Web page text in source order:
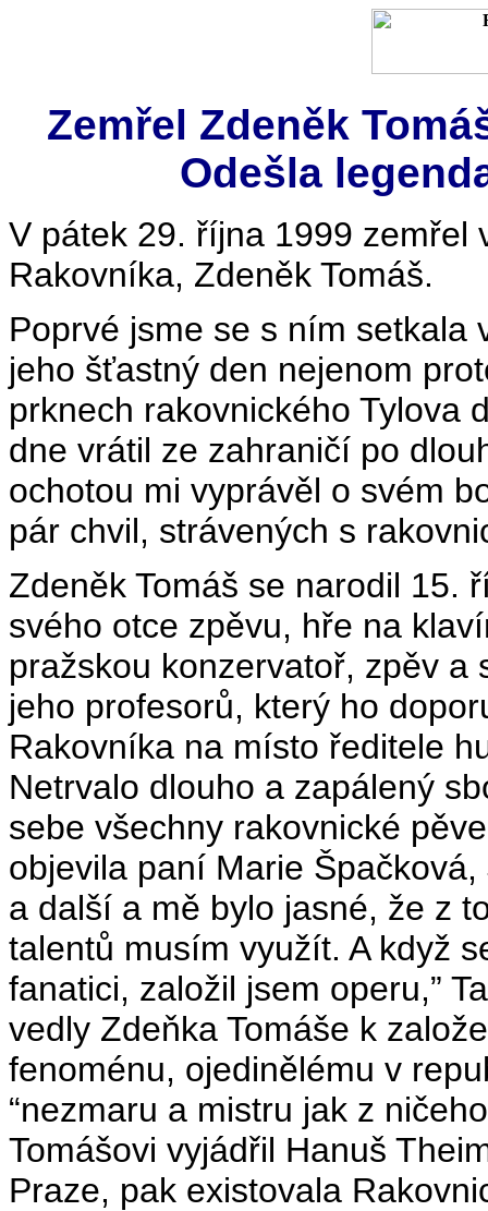
Zemřel Zdeněk
Odešla
V pátek 29. října 1999 zemřel
Rakovníka, Zdeněk Tomáš.
Poprvé jsme se s ním setkala
jeho šťastný den nejenom
prknech rakovnického Tylova
dne vrátil ze zahraničí po
ochotou mi vyprávěl o svém
pár chvil, strávených s
Zdeněk Tomáš se narodil 15.
svého otce zpěvu, hře na
pražskou konzervatoř, zpěv
jeho profesorů, který ho
Rakovníka na místo ředitele
Netrvalo dlouho a zapálený
sebe všechny rakovnické
objevila paní Marie
a další a mě bylo jasné, že z
talentů musím využít. A když
fanatici, založil jsem operu,”
vedly Zdeňka Tomáše k
fenoménu, ojedinělému v
“nezmaru a mistru jak z
Tomášovi vyjádřil Hanuš
Praze, pak existovala